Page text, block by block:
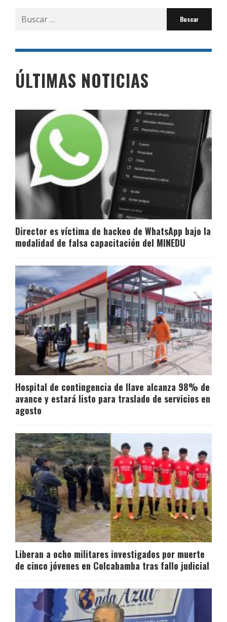
Buscar
por:
ÚLTIMAS NOTICIAS
Director es víctima de hackeo de WhatsApp bajo la
modalidad de falsa capacitación del MINEDU
Hospital de contingencia de Ilave alcanza 98% de
avance y estará listo para traslado de servicios en
agosto
Liberan a ocho militares investigados por muerte
de cinco jóvenes en Colcabamba tras fallo judicial